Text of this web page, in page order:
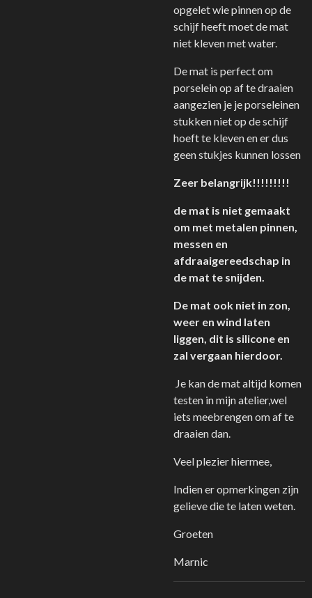
opgelet wie pinnen op de
schijf heeft moet de mat
niet kleven met water.
De mat is perfect om
porselein op af te draaien
aangezien je je porseleinen
stukken niet op de schijf
hoeft te kleven en er dus
geen stukjes kunnen lossen
Zeer belangrijk!!!!!!!!!
de mat is niet gemaakt
om met metalen pinnen,
messen en
afdraaigereedschap in
de mat te snijden.
De mat ook niet in zon,
weer en wind laten
liggen, dit is silicone en
zal vergaan hierdoor.
Je kan de mat altijd komen
testen in mijn atelier,wel
iets meebrengen om af te
draaien dan.
Veel plezier hiermee,
Indien er opmerkingen zijn
gelieve die te laten weten.
Groeten
Marnic